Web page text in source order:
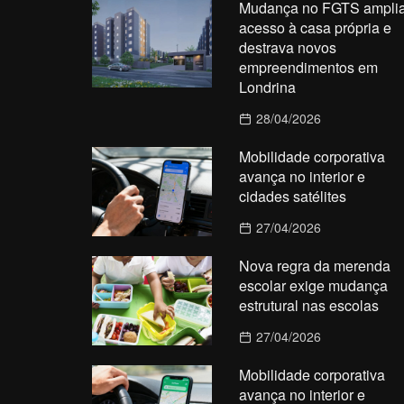
Mudança no FGTS
acesso à casa própria e
destrava novos
empreendimentos em
Londrina
28/04/2026
Mobilidade corporativa
avança no interior e
cidades satélites
27/04/2026
Nova regra da merenda
escolar exige mudança
estrutural nas escolas
27/04/2026
Mobilidade corporativa
avança no interior e